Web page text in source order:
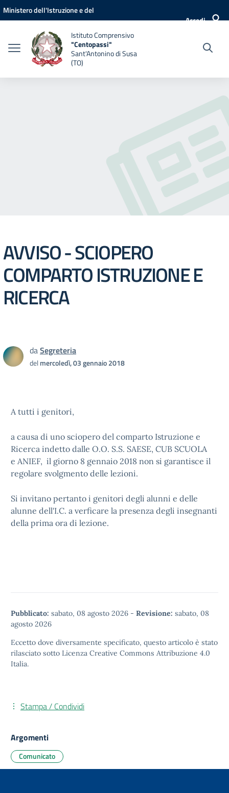
Vai ai contenuti
Vai al menu di navigazione
Vai al footer
Ministero dell'Istruzione e del
Accedi
Istituto Comprensivo
"Centopassi"
Sant'Antonino di Susa
(TO)
AVVISO - SCIOPERO
COMPARTO ISTRUZIONE E
RICERCA
daSegreteria
delmercoledì, 03 gennaio 2018
A tutti i genitori,
a causa di uno sciopero del comparto Istruzione e
Ricerca indetto dalle O.O. S.S. SAESE, CUB SCUOLA
e ANIEF, il giorno 8 gennaio 2018 non si garantisce il
regolare svolgmento delle lezioni.
Si invitano pertanto i genitori degli alunni e delle
alunne dell'I.C. a verficare la presenza degli insegnanti
della prima ora di lezione.
Pubblicato: sabato, 08 agosto 2026 - Revisione: sabato, 08
agosto 2026
Eccetto dove diversamente specificato, questo articolo è stato
rilasciato sotto Licenza Creative Commons Attribuzione 4.0
Italia.
Stampa / Condividi
Argomenti
Comunicato